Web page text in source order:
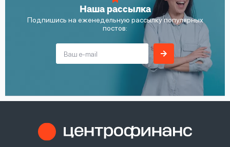
Наша рассылка
Подпишись на еженедельную рассылку популярных
постов: